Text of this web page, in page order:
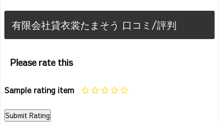
有限会社貸衣裳たまそう 口コミ/評判
Please rate this
Sample rating item